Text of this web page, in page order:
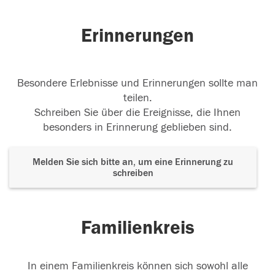
Erinnerungen
Besondere Erlebnisse und Erinnerungen sollte man
teilen.
Schreiben Sie über die Ereignisse, die Ihnen
besonders in Erinnerung geblieben sind.
Melden Sie sich bitte an, um eine Erinnerung zu
schreiben
Familienkreis
In einem Familienkreis können sich sowohl alle